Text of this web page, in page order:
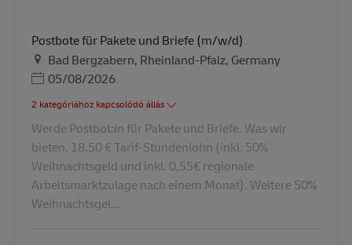
Postbote für Pakete und Briefe (m/w/d)
Helyszín
Bad Bergzabern, Rheinland-Pfalz, Germany
Posted Date
05/08/2026
2 kategóriához kapcsolódó állás
Werde Postbot:in für Pakete und Briefe. Was wir
bieten. 18,50 € Tarif-Stundenlohn (inkl. 50%
Weihnachtsgeld und inkl. 0,55€ regionale
Arbeitsmarktzulage nach einem Monat). Weitere 50%
Weihnachtsgel...